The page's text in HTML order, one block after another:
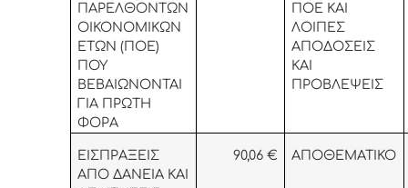
ΠΑΡΕΛΘΟΝΤΩΝ
ΟΙΚΟΝΟΜΙΚΩΝ
ΕΤΩΝ (ΠΟΕ)
ΠΟΥ
ΒΕΒΑΙΩΝΟΝΤΑΙ
ΓΙΑ ΠΡΩΤΗ
ΦΟΡΑ
ΠΟΕ ΚΑΙ
ΛΟΙΠΕΣ
ΑΠΟΔΟΣΕΙΣ
ΚΑΙ
ΠΡΟΒΛΕΨΕΙΣ
ΕΙΣΠΡΑΞΕΙΣ
ΑΠΟ ΔΑΝΕΙΑ ΚΑΙ
90,06 € ΑΠΟΘΕΜΑΤΙΚΟ